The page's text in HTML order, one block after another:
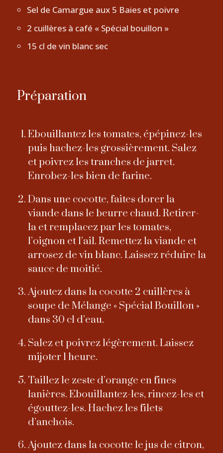
Sel de Camargue aux 5 Baies et poivre
2 cuillères à café « Spécial bouillon »
15 cl de vin blanc sec
Préparation
Ebouillantez les tomates, épépinez-les
puis hachez-les grossièrement. Salez
et poivrez les tranches de jarret.
Enrobez-les bien de farine.
Dans une cocotte, faites dorer la
viande dans le beurre chaud. Retirer-
la et remplacez par les tomates,
l’oignon et l’ail. Remettez la viande et
arrosez de vin blanc. Laissez réduire la
sauce de moitié.
Ajoutez dans la cocotte 2 cuillères à
soupe de Mélange « Spécial Bouillon »
dans 30 cl d’eau.
Salez et poivrez légèrement. Laissez
mijoter 1 heure.
Taillez le zeste d’orange en fines
lanières. Ebouillantez-les, rincez-les et
égouttez-les. Hachez les filets
d’anchois.
Ajoutez dans la cocotte le jus de citron,